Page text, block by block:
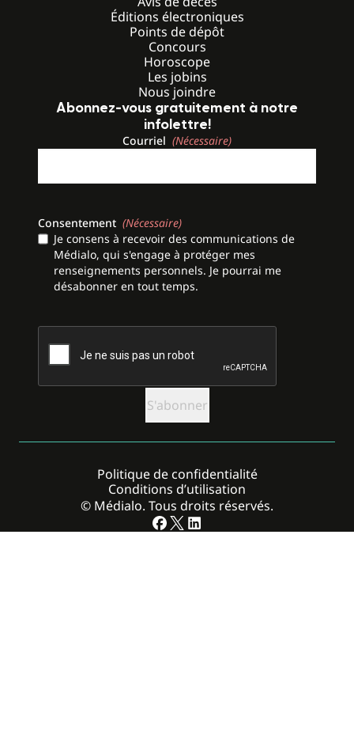
Éditions électroniques
Points de dépôt
Concours
Horoscope
Les jobins
Nous joindre
Abonnez-vous gratuitement à notre
infolettre!
Courriel (Nécessaire)
Consentement (Nécessaire)
Je consens à recevoir des communications de
Médialo, qui s'engage à protéger mes
renseignements personnels. Je pourrai me
désabonner en tout temps.
© Médialo. Tous droits réservés.
Politique de confidentialité
Conditions d’utilisation